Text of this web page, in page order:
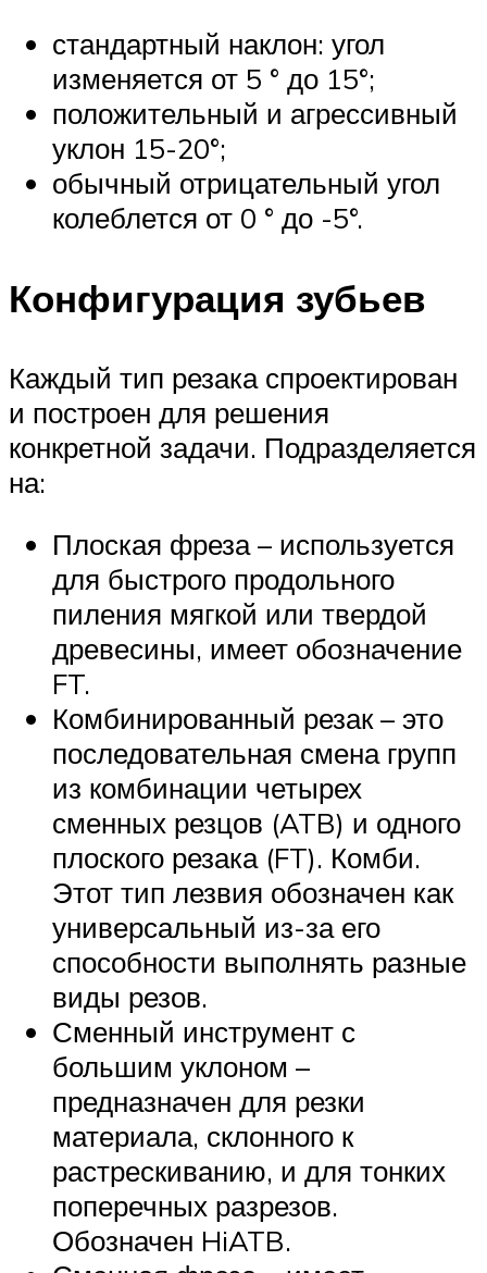
стандартный наклон: угол
изменяется от 5 ° до 15°;
положительный и агрессивный
уклон 15-20°;
обычный отрицательный угол
колеблется от 0 ° до -5°.
Конфигурация зубьев
Каждый тип резака спроектирован
и построен для решения
конкретной задачи. Подразделяется
на:
Плоская фреза – используется
для быстрого продольного
пиления мягкой или твердой
древесины, имеет обозначение
FT.
Комбинированный резак – это
последовательная смена групп
из комбинации четырех
сменных резцов (ATB) и одного
плоского резака (FT). Комби.
Этот тип лезвия обозначен как
универсальный из-за его
способности выполнять разные
виды резов.
Сменный инструмент с
большим уклоном –
предназначен для резки
материала, склонного к
растрескиванию, и для тонких
поперечных разрезов.
Обозначен HiATB.